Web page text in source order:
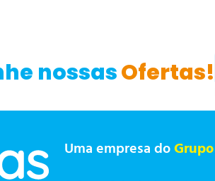
nossasOfertas!
Uma empresa do